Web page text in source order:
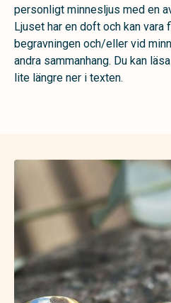
personligt minnesljus med en
Ljuset har en doft och kan vara
begravningen och/eller vid
andra sammanhang. Du kan
lite längre ner i texten.